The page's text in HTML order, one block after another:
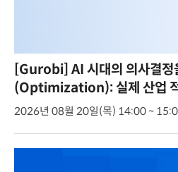
[Gurobi] AI 시대의 의사결정
(Optimization): 실제 산업
2026년 08월 20일(목) 14:00 ~